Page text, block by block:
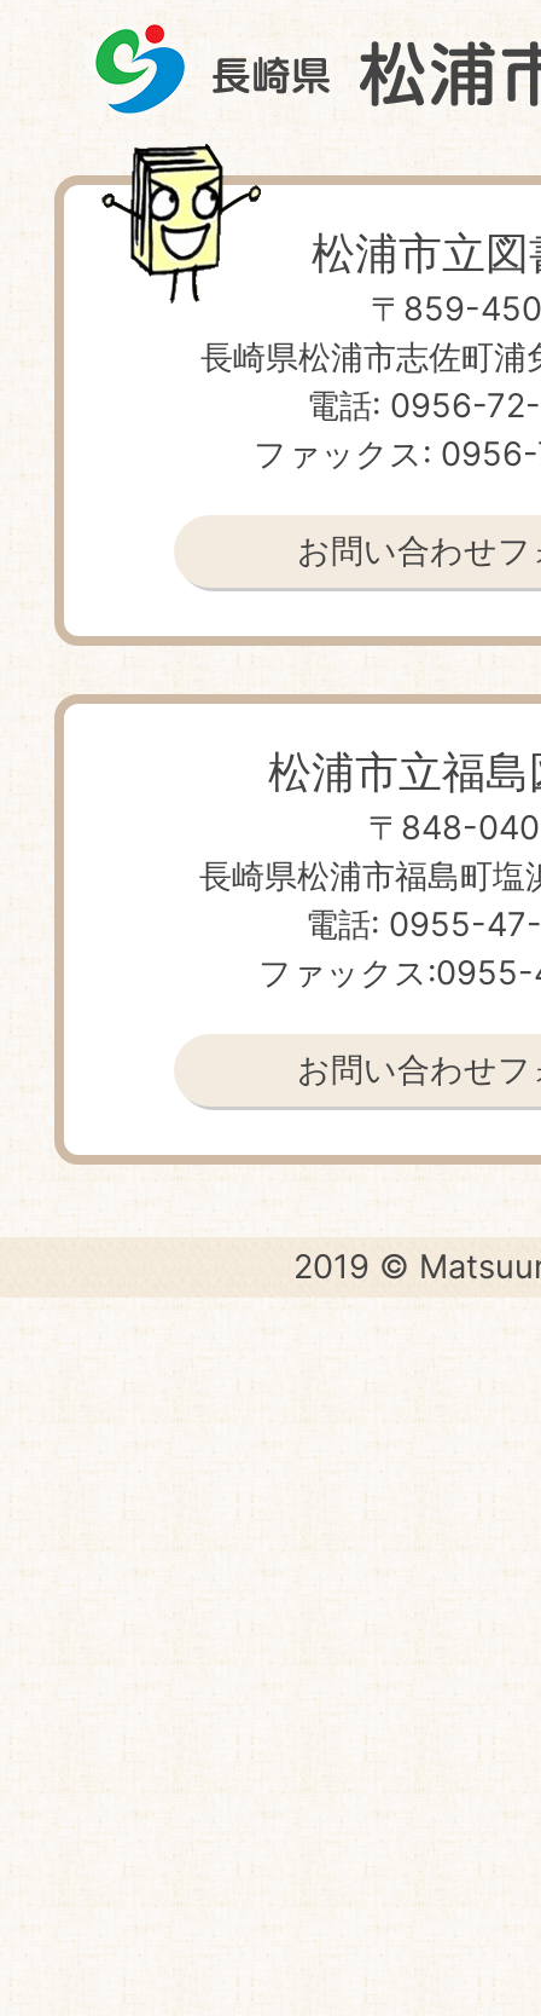
松浦市立図
〒859-
長崎県松浦市志佐町浦
電話: 0956-
ファックス:
お問い合わせフ
松浦市立福
〒848-
長崎県松浦市福島町
電話: 0955-
ファックス
お問い合わせフ
2019 ©